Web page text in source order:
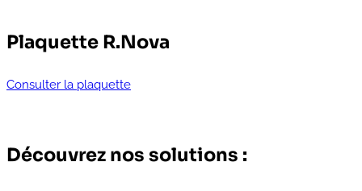
Plaquette R.Nova
Consulter la plaquette
Découvrez nos solutions :